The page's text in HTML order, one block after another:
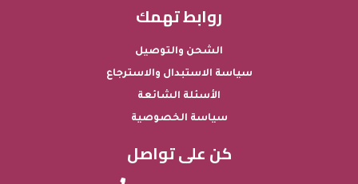
روابط تهمك
الشحن والتوصيل
سياسة الاستبدال والاسترجاع
الأسئلة الشائعة
سياسة الخصوصية
كن على تواصل